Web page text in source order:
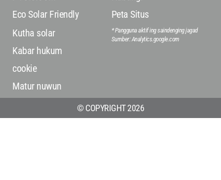
Eco Solar Friendly
Kutha solar
Kabar hukum
cookie
Matur nuwun
Peta Situs
* Pangguna aktif ing saindenging jagad
Sumber: Analytics.google.com
© COPYRIGHT 2026